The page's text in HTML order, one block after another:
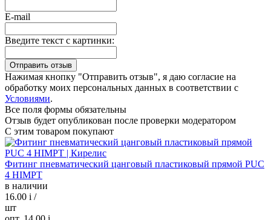
E-mail
Введите текст с картинки:
Нажимая кнопку "Отправить отзыв", я даю согласие на
обработку моих персональных данных в соответствии с
Условиями.
Все поля формы обязательны
Отзыв будет опубликован после проверки модератором
С этим товаром покупают
Фитинг пневматический цанговый пластиковый прямой PUC
4 HIMPT
в наличии
16.00 i /
шт